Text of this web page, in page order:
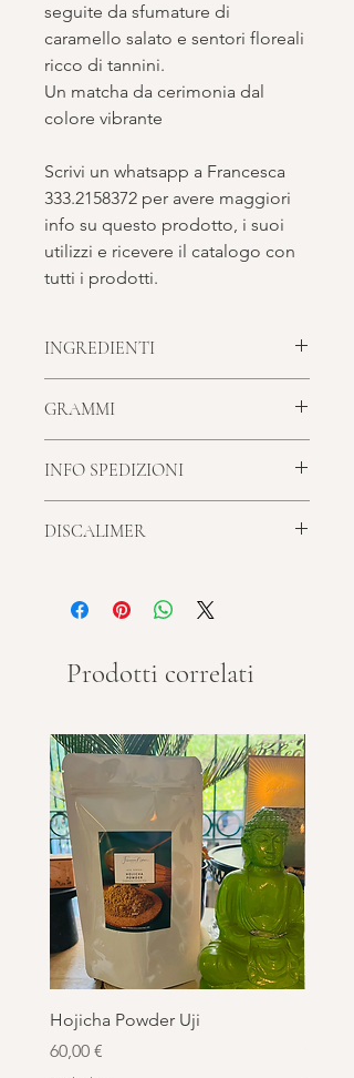
seguite da sfumature di
caramello salato e sentori floreali
ricco di tannini.
Un matcha da cerimonia dal
colore vibrante
Scrivi un whatsapp a Francesca
333.2158372 per avere maggiori
info su questo prodotto, i suoi
utilizzi e ricevere il catalogo con
tutti i prodotti.
INGREDIENTI
origine Giappone
GRAMMI
protetta
INFO SPEDIZIONI
DISCALIMER
Prodotti correlati
Hojicha Powder Uji
Prezzo
60,00 €